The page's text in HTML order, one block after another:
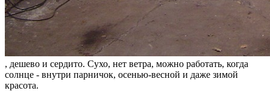
, дешево и сердито. Сухо, нет ветра, можно работать, когда
солнце - внутри парничок, осенью-весной и даже зимой
красота.